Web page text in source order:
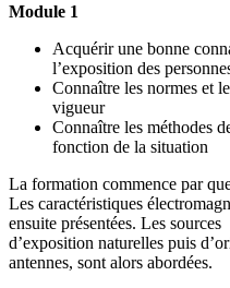
Module 1
Acquérir une bonne
l’exposition des
Connaître les normes et
vigueur
Connaître les méthodes
fonction de la situation
La formation commence par
Les caractéristiques
ensuite présentées. Les sources
d’exposition naturelles puis
antennes, sont alors abordées.